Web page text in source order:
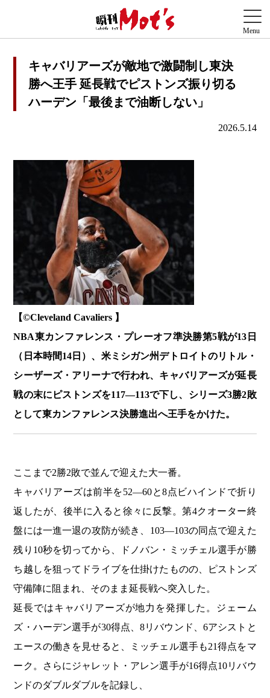
キャバリアーズが敵地で激闘制し東決
勝へ王手 延長戦でピストンズ振り切る
ハーデン「最後まで油断しない」
2026.5.14
【©️Cleveland Cavaliers 】
NBA東カンファレンス・プレーオフ準決勝第5戦が13日
（日本時間14日）、米ミシガン州デトロイトのリトル・
シーザーズ・アリーナで行われ、キャバリアーズが延長
戦の末にピストンズを117―113で下し、シリーズ3勝2敗
として東カンファレンス決勝進出へ王手をかけた。
ここまで2勝2敗で並んで迎えた大一番。
キャバリアーズは前半を52―60と8点ビハインドで折り
返したが、後半に入ると徐々に反撃。第4クオーター終
盤には一進一退の攻防が続き、103―103の同点で迎えた
残り10秒を切ってから、ドノバン・ミッチェル選手が勝
ち越しを狙ってドライブを仕掛けたものの、ピストンズ
守備陣に阻まれ、そのまま延長戦へ突入した。
延長ではキャバリアーズが地力を発揮した。ジェーム
ズ・ハーデン選手が30得点、8リバウンド、6アシストと
エースの働きを見せると、ミッチェル選手も21得点をマ
ーク。さらにジャレット・アレン選手が16得点10リバウ
ンドのダブルダブルを記録し、